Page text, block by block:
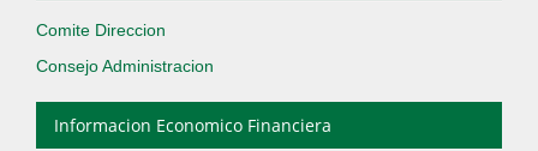
Comite Direccion
Consejo Administracion
Informacion Economico Financiera